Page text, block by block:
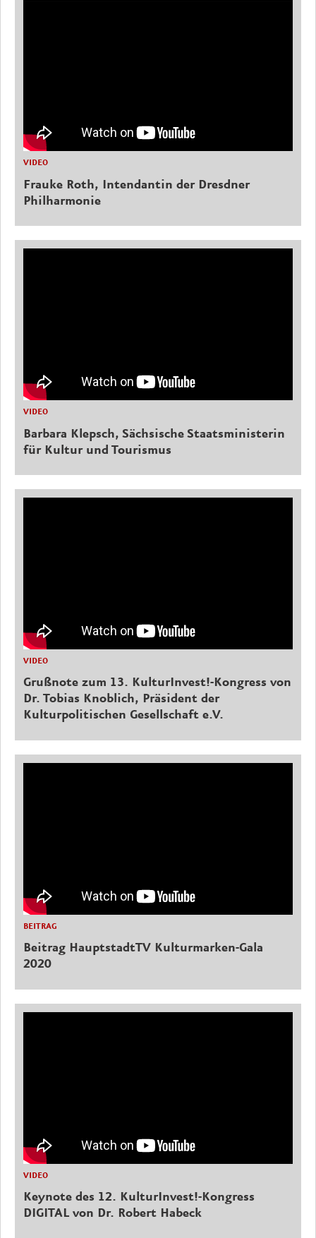
VIDEO
Frauke Roth, Intendantin der Dresdner
Philharmonie
VIDEO
Barbara Klepsch, Sächsische Staatsministerin
für Kultur und Tourismus
VIDEO
Grußnote zum 13. KulturInvest!-Kongress von
Dr. Tobias Knoblich, Präsident der
Kulturpolitischen Gesellschaft e.V.
BEITRAG
Beitrag HauptstadtTV Kulturmarken-Gala
2020
VIDEO
Keynote des 12. KulturInvest!-Kongress
DIGITAL von Dr. Robert Habeck